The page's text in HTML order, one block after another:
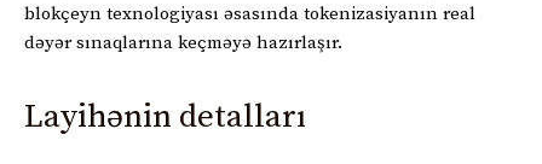
blokçeyn texnologiyası əsasında tokenizasiyanın real
dəyər sınaqlarına keçməyə hazırlaşır.
Layihənin detalları